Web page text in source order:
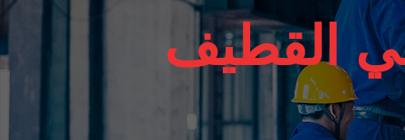
القطيف